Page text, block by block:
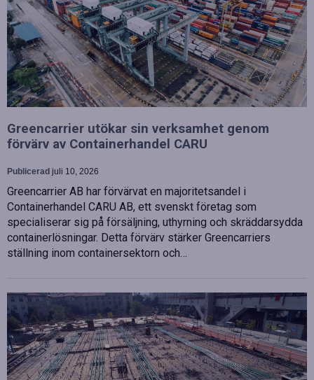
Greencarrier utökar sin verksamhet genom
förvärv av Containerhandel CARU
Publicerad juli 10, 2026
Greencarrier AB har förvärvat en majoritetsandel i
Containerhandel CARU AB, ett svenskt företag som
specialiserar sig på försäljning, uthyrning och skräddarsydda
containerlösningar. Detta förvärv stärker Greencarriers
ställning inom containersektorn och…